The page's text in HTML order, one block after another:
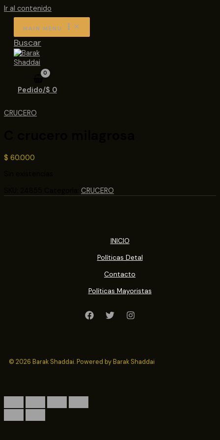
Ir al contenido
MAIN MENU
Buscar
Pedido/$ 0
CRUCERO
$ 60.000
CRUCERO
INICIO
Políticas Detal
Contacto
Políticas Mayoristas
© 2026 Barak Shaddai. Powered by Barak Shaddai